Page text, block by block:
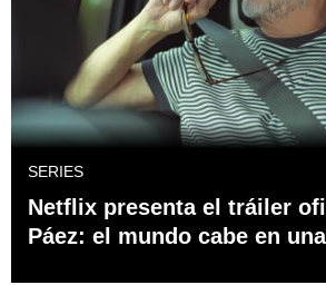
SERIES
Netflix presenta el tráiler
Páez: el mundo cabe en